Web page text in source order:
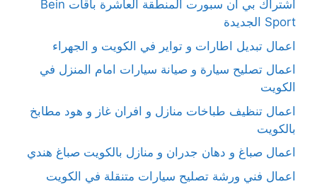
اشتراك بي ان سبورت المنطقة العاشرة باقات Bein
Sport الجديدة
اعمال تبديل اطارات و تواير في الكويت و الجهراء
اعمال تصليح سيارة و صيانة سيارات امام المنزل في
الكويت
اعمال تنظيف طباخات منازل و افران غاز و هود مطابخ
بالكويت
اعمال صباغ و دهان جدران و منازل بالكويت صباغ هندي
اعمال فني ورشة تصليح سيارات متنقلة في الكويت